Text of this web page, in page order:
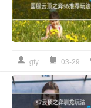
gfy 03-29